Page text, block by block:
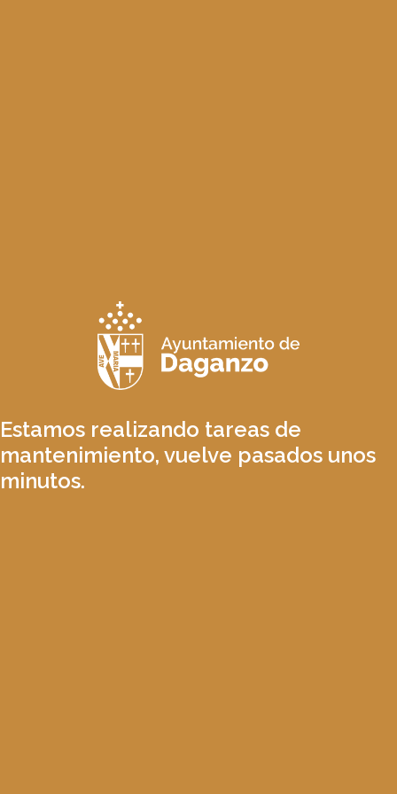
Estamos realizando tareas de
mantenimiento, vuelve pasados unos
minutos.